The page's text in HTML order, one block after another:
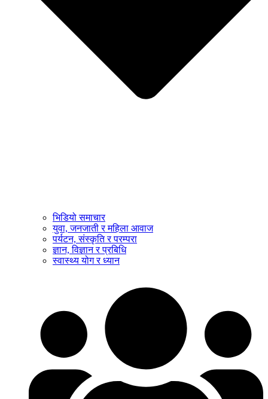
भिडियो समाचार
युवा, जनजाती र महिला आवाज
पर्यटन, संस्कृति र परम्परा
ज्ञान, विज्ञान र प्रबिधि
स्वास्थ्य योग र ध्यान